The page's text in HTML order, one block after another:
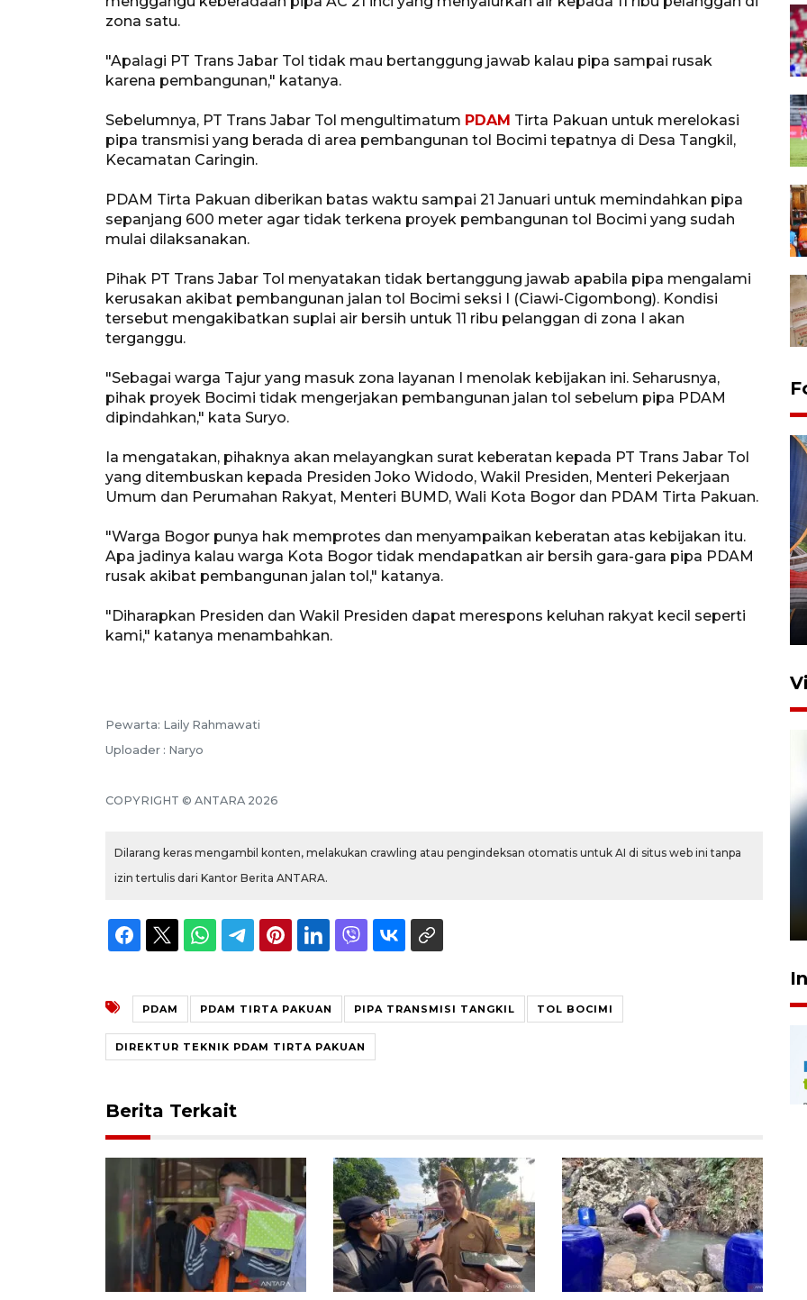
zona satu.
"Apalagi PT Trans Jabar Tol tidak mau bertanggung jawab kalau pipa sampai rusak
karena pembangunan," katanya.
Sebelumnya, PT Trans Jabar Tol mengultimatum PDAM Tirta Pakuan untuk merelokasi
pipa transmisi yang berada di area pembangunan tol Bocimi tepatnya di Desa Tangkil,
Kecamatan Caringin.
PDAM Tirta Pakuan diberikan batas waktu sampai 21 Januari untuk memindahkan pipa
sepanjang 600 meter agar tidak terkena proyek pembangunan tol Bocimi yang sudah
mulai dilaksanakan.
Pihak PT Trans Jabar Tol menyatakan tidak bertanggung jawab apabila pipa mengalami
kerusakan akibat pembangunan jalan tol Bocimi seksi I (Ciawi-Cigombong). Kondisi
tersebut mengakibatkan suplai air bersih untuk 11 ribu pelanggan di zona I akan
terganggu.
"Sebagai warga Tajur yang masuk zona layanan I menolak kebijakan ini. Seharusnya,
pihak proyek Bocimi tidak mengerjakan pembangunan jalan tol sebelum pipa PDAM
dipindahkan," kata Suryo.
Ia mengatakan, pihaknya akan melayangkan surat keberatan kepada PT Trans Jabar Tol
yang ditembuskan kepada Presiden Joko Widodo, Wakil Presiden, Menteri Pekerjaan
Umum dan Perumahan Rakyat, Menteri BUMD, Wali Kota Bogor dan PDAM Tirta Pakuan.
"Warga Bogor punya hak memprotes dan menyampaikan keberatan atas kebijakan itu.
Apa jadinya kalau warga Kota Bogor tidak mendapatkan air bersih gara-gara pipa PDAM
rusak akibat pembangunan jalan tol," katanya.
"Diharapkan Presiden dan Wakil Presiden dapat merespons keluhan rakyat kecil seperti
kami," katanya menambahkan.
Pewarta: Laily Rahmawati
Uploader : Naryo
COPYRIGHT © ANTARA 2026
Dilarang keras mengambil konten, melakukan crawling atau pengindeksan otomatis untuk AI di situs web ini tanpa
izin tertulis dari Kantor Berita ANTARA.
PDAM PDAM TIRTA PAKUAN PIPA TRANSMISI TANGKIL TOL BOCIMI
DIREKTUR TEKNIK PDAM TIRTA PAKUAN
Berita Terkait
Komisi V DPR tinjau
12 Juni 2026 18:49